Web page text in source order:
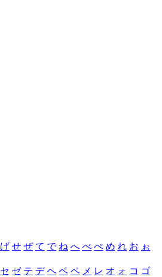
げ せ ぜ て で ね へ べ ぺ め れ お ぉ
セ ゼ テ デ ヘ ベ ペ メ レ オ ォ コ ゴ